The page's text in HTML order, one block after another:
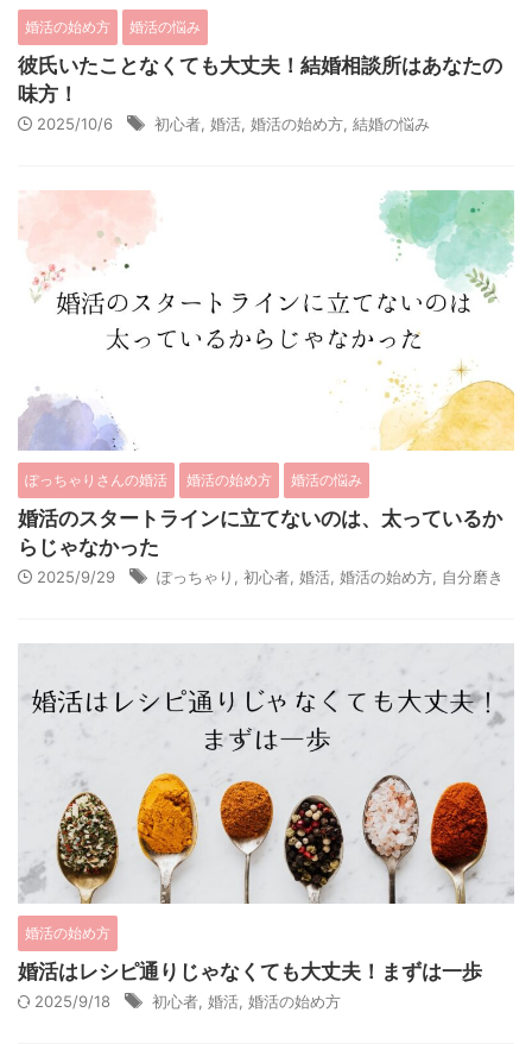
婚活の始め方 婚活の悩み
彼氏いたことなくても大丈夫！結婚相談所はあなたの
味方！
2025/10/6 初心者 婚活 婚活の始め方 結婚の悩み
ぽっちゃりさんの婚活 婚活の始め方 婚活の悩み
婚活のスタートラインに立てないのは、太っているか
らじゃなかった
2025/9/29 ぽっちゃり 初心者 婚活 婚活の始め方 自分磨き
婚活の始め方
婚活はレシピ通りじゃなくても大丈夫！まずは一歩
2025/9/18 初心者, 婚活, 婚活の始め方